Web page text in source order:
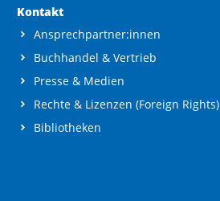
Kontakt
Ansprechpartner:innen
Buchhandel & Vertrieb
Presse & Medien
Rechte & Lizenzen (Foreign Rights)
Bibliotheken